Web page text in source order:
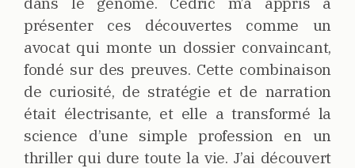
présenter ces découvertes comme un
avocat qui monte un dossier convaincant,
fondé sur des preuves. Cette combinaison
de curiosité, de stratégie et de narration
était électrisante, et elle a transformé la
science d’une simple profession en un
thriller qui dure toute la vie. J’ai découvert